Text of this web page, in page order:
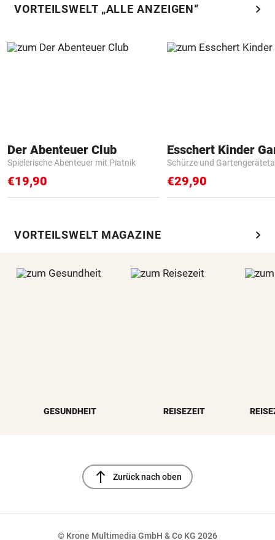
VORTEILSWELT „ALLE ANZEIGEN“ chevron_right
Der Abenteuer Club
Spielerische Abenteuer mit Piatnik
€19,90
Schürze und
€29,90
VORTEILSWELT MAGAZINE chevron_right
GESUNDHEIT REISEZEIT
north Zurück nach oben
© Krone Multimedia GmbH & Co KG 2026